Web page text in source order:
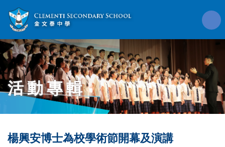
活動專輯
楊興安博士為校學術節開幕及演講